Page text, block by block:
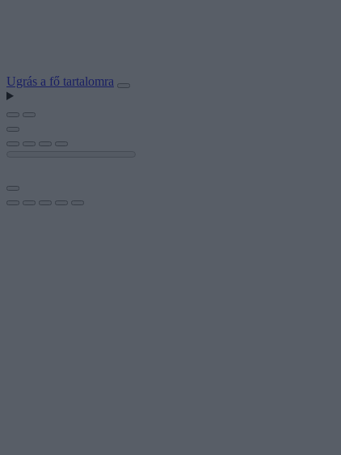
Ugrás a fő tartalomra